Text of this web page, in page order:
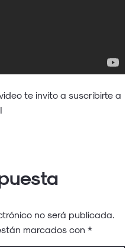
te invito a suscribirte a
no será publicada.
marcados con *